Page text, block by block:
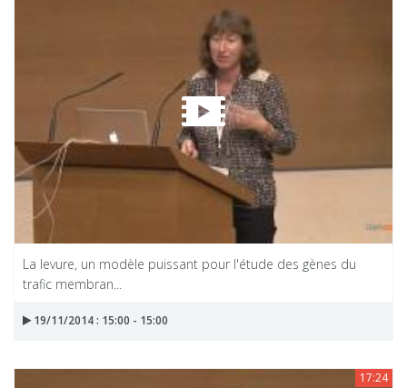
La levure, un modèle puissant pour l'étude des gènes du
trafic membran...
19/11/2014 : 15:00 - 15:00
17:24